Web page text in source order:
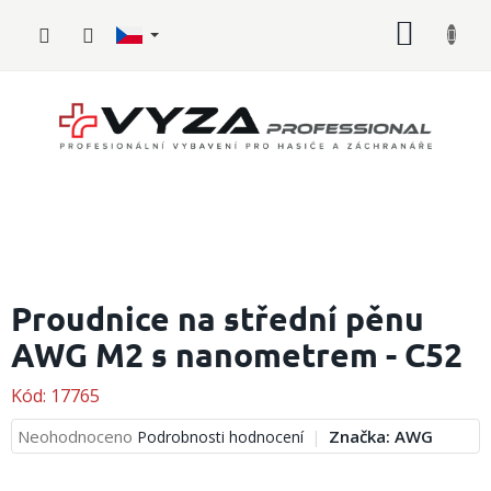
Požární
sport
vybavení
Proudnice na střední pěnu
AWG M2 s nanometrem - C52
Kód: 17765
Průměrné
hodnocení
Neohodnoceno Podrobnosti hodnocení Značka: AWG